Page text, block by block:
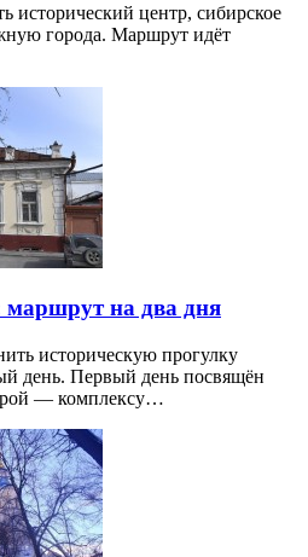
исторический центр, сибирское
города. Маршрут идёт
на два дня
историческую прогулку
день. Первый день посвящён
— комплексу…